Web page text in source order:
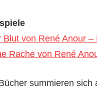
Blut von René Anour –
Rache von René
summieren